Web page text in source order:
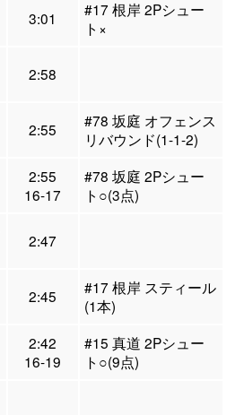
3:01
#17 根岸 2Pシュー
ト×
2:58
2:55
#78 坂庭 オフェンス
リバウンド(1-1-2)
2:55
16-17
#78 坂庭 2Pシュー
ト○(3点)
2:47
2:45
#17 根岸 スティール
(1本)
2:42
16-19
#15 真道 2Pシュー
ト○(9点)